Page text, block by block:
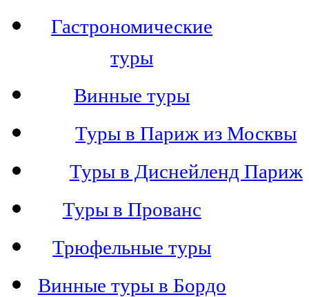
Гастрономические
туры
Винные туры
Туры в Париж из Москвы
Туры в Диснейленд Париж
Туры в Прованс
Трюфельные туры
Винные туры в Бордо